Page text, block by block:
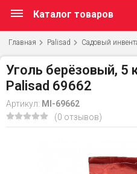
Каталог товаров
Главная Palisad Садовый
Уголь берёзовый, 5
Palisad 69662
Артикул: MI-69662
(0 отзывов)